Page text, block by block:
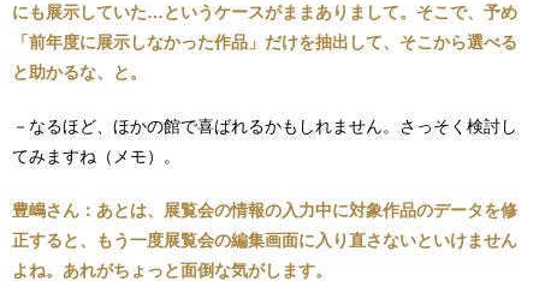
にも展示していた…というケースがままありまして。そこで、予め
「前年度に展示しなかった作品」だけを抽出して、そこから選べる
と助かるな、と。
－なるほど、ほかの館で喜ばれるかもしれません。さっそく検討し
てみますね（メモ）。
豊嶋さん：あとは、展覧会の情報の入力中に対象作品のデータを修
正すると、もう一度展覧会の編集画面に入り直さないといけません
よね。あれがちょっと面倒な気がします。